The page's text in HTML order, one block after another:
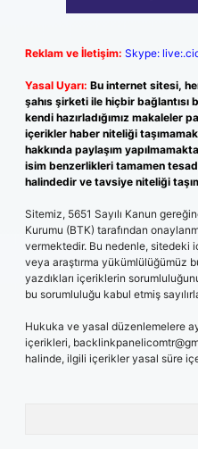
Reklam ve İletişim: Skype:
Yasal Uyarı: Bu internet sitesi,
şahıs şirketi ile hiçbir bağlantısı
kendi hazırladığımız makaleler
içerikler haber niteliği
hakkında paylaşım
isim benzerlikleri tamamen
halindedir ve tavsiye niteliği
Sitemiz, 5651 Sayılı Kanun
Kurumu (BTK) tarafından
vermektedir. Bu nedenle, sitedeki
veya araştırma yükümlülüğümüz
yazdıkları içeriklerin
bu sorumluluğu kabul etmiş
Hukuka ve yasal düzenlemelere
içerikleri,
halinde, ilgili içerikler yasal süre